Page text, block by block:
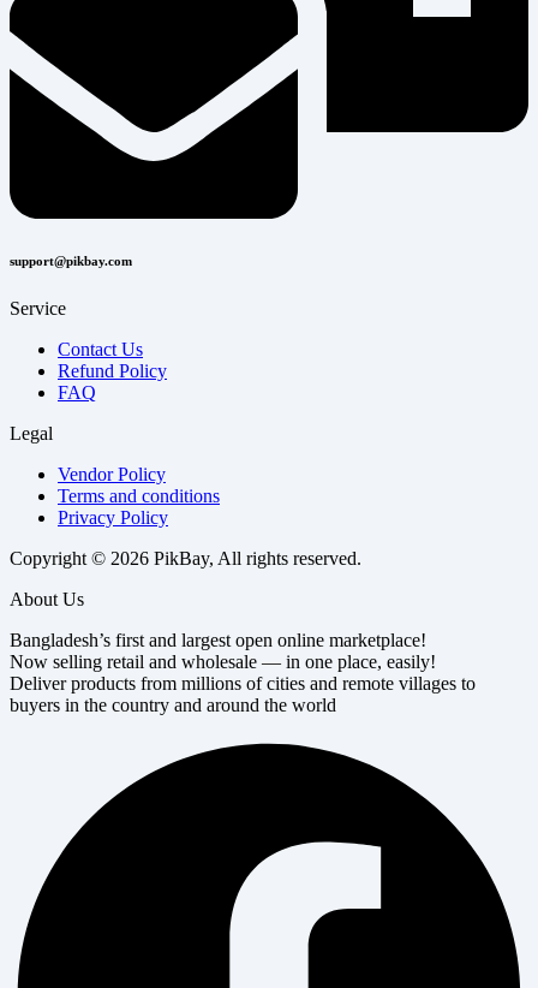
support@pikbay.com
Service
Contact Us
Refund Policy
FAQ
Legal
Vendor Policy
Terms and conditions
Privacy Policy
Copyright © 2026 PikBay, All rights reserved.
About Us
Bangladesh’s first and largest open online marketplace!
Now selling retail and wholesale — in one place, easily!
Deliver products from millions of cities and remote villages to
buyers in the country and around the world